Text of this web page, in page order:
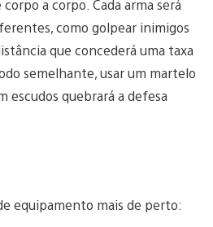
a corpo. Cada arma será
como golpear inimigos
que concederá uma taxa
semelhante, usar um martelo
escudos quebrará a defesa
equipamento mais de perto: